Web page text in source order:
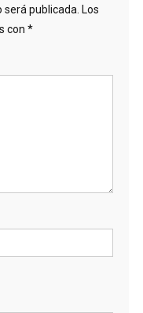
publicada. Los
con *